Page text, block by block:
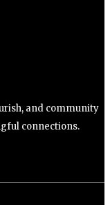
and community
connections.